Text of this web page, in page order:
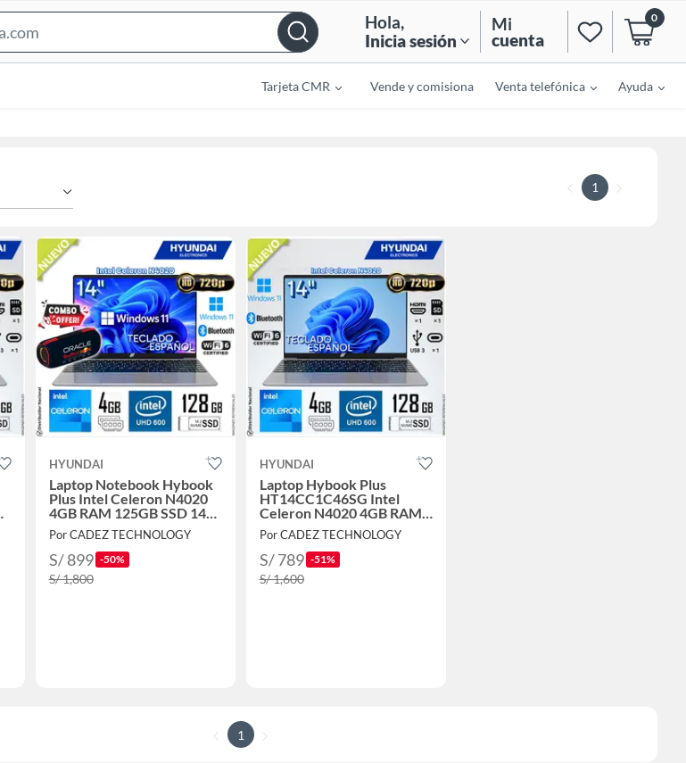
Bar
Hola,
Inicia sesión
Mi
cuenta
0
Tarjeta CMR Vende y comisiona Venta telefónica Ayuda
1
HYUNDAI
Laptop Notebook Hybook
Plus Intel Celeron N4020
4GB RAM 125GB SSD 14"
HD WIN11
HT14CC1C46SG +
Parlante SK420
Por CADEZ TECHNOLOGY
S/ 899 -50%
S/ 1,800
HYUNDAI
Laptop Hybook Plus
HT14CC1C46SG Intel
Celeron N4020 4GB RAM
125GB SSD WIN 11 - Gris
Por CADEZ TECHNOLOGY
S/ 789 -51%
S/ 1,600
1